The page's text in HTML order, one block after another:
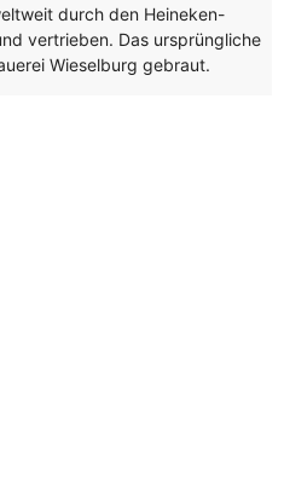
durch den Heineken-
vertrieben. Das ursprüngliche
Wieselburg gebraut.